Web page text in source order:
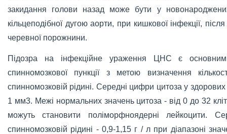
закидання голови назад може бути у
кільцеподібної дугою аорти, при кишкової інфекції,
черевної порожнини.
Підозра на інфекційне ураження ЦНС є
спинномозкової пункції з метою визначення
спинномозковій рідині. Середні цифри цитоза у
1 мм3. Межі нормальних значень цитоза - від 0 до 32
можуть становити поліморфноядерні лейкоцити.
спинномозковій рідині - 0,9-1,15 г / л при діапазоні